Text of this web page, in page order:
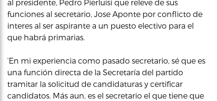
al presidente, Pedro Pierluisi que releve de sus
funciones al secretario, Jose Aponte por conflicto de
interes al ser aspirante a un puesto electivo para el
que habrá primarias.
‘En mi experiencia como pasado secretario, sé que es
una función directa de la Secretaría del partido
tramitar la solicitud de candidaturas y certificar
candidatos. Más aun, es el secretario el que tiene que